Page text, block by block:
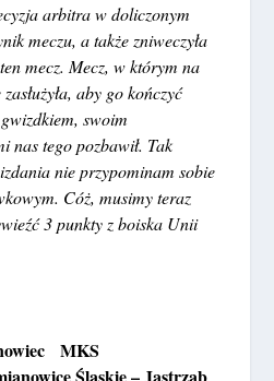
arbitra w doliczonym
meczu, a także zniweczyła
mecz. Mecz, w którym na
aby go kończyć
swoim
nas tego pozbawił. Tak
nie przypominam sobie
Cóż, musimy teraz
3 punkty z boiska Unii
MKS